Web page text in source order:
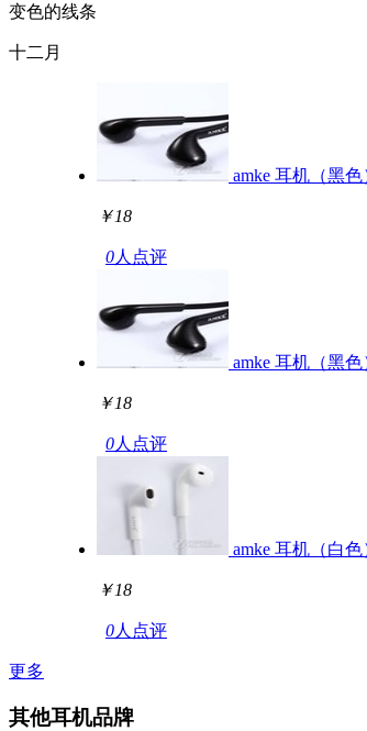
变色的线条
十二月
amke 耳机（黑色
￥18
0人点评
amke 耳机（黑色
￥18
0人点评
amke 耳机（白色
￥18
0人点评
更多
其他耳机品牌